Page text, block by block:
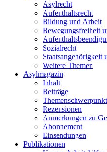
Asylrecht
Aufenthaltsrecht
Bildung und Arbeit
Bewegungsfreiheit
Sozialrecht
Staatsangehörigkeit
Weitere Themen
Asylmagazin
Inhalt
Beiträge
Rezensionen
Anmerkungen zu
Abonnement
Einsendungen
Publikationen